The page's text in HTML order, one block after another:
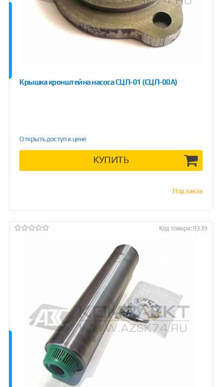
Крышка кронштейна насоса СЦЛ-01 (СЦЛ-00А)
Открыть доступ к цене
КУПИТЬ
Под заказ
Код товара: 9339